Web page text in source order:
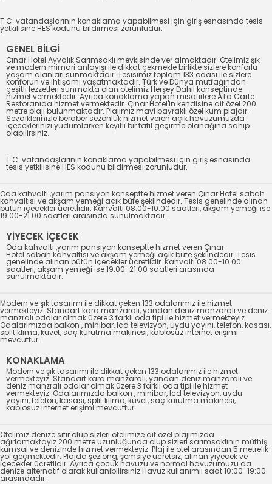
T.C. vatandaşlarının konaklama yapabilmesi için giriş esnasında tesis
yetkilisine HES kodunu bildirmesi zorunludur.
GENEL BİLGİ
Çınar Hotel Ayvalık Sarımsaklı mevkisinde yer almaktadır. Otelimiz şık
ve modern mimari anlayışı ile dikkat çekmekle birlikte sizlere konforlu
yaşam alanları sunmaktadır. Tesisimiz toplam 133 odası ile sizlere
konforun ve ihtişamı yaşatmaktadır. Türk ve Dünya mutfağından
çeşitli lezzetleri sunmakta olan otelimiz Herşey Dahil konseptinde
hizmet vermektedir. Ayrıca konaklama yapan misafirlere A'La Carte
Restoranıda hizmet vermektedir. Çınar Hotel'in kendisine ait özel 200
metre plajı bulunmaktadır. Plajımız mavi bayraklı özel kum plajdır.
Sevdiklerinizle beraber sezonluk hizmet veren açık havuzumuzda
içeceklerinizi yudumlarken keyifli bir tatil geçirme olanağına sahip
olabilirsiniz.
T.C. vatandaşlarının konaklama yapabilmesi için giriş esnasında
tesis yetkilisine HES kodunu bildirmesi zorunludur.
Oda kahvaltı ,yarım pansiyon konseptte hizmet veren Çınar Hotel sabah
kahvaltısı ve akşam yemeği açık büfe şeklindedir. Tesis genelinde alınan
bütün içecekler ücretlidir. Kahvaltı 08.00-10.00 saatleri, akşam yemeği ise
19.00-21.00 saatleri arasında sunulmaktadır.
YİYECEK İÇECEK
Oda kahvaltı ,yarım pansiyon konseptte hizmet veren Çınar
Hotel sabah kahvaltısı ve akşam yemeği açık büfe şeklindedir. Tesis
genelinde alınan bütün içecekler ücretlidir. Kahvaltı 08.00-10.00
saatleri, akşam yemeği ise 19.00-21.00 saatleri arasında
sunulmaktadır.
Modern ve şık tasarımı ile dikkat çeken 133 odalarımız ile hizmet
vermekteyiz .Standart kara manzaralı, yandan deniz manzaralı ve deniz
manzralı odalar olmak üzere 3 farklı oda tipi ile hizmet vermekteyiz.
Odalarımızda balkon , minibar, lcd televizyon, uydu yayını, telefon, kasası,
split klima, küvet, saç kurutma makinesi, kablosuz internet erişimi
mevcuttur.
KONAKLAMA
Modern ve şık tasarımı ile dikkat çeken 133 odalarımız ile hizmet
vermekteyiz .Standart kara manzaralı, yandan deniz manzaralı ve
deniz manzralı odalar olmak üzere 3 farklı oda tipi ile hizmet
vermekteyiz. Odalarımızda balkon , minibar, lcd televizyon, uydu
yayını, telefon, kasası, split klima, küvet, saç kurutma makinesi,
kablosuz internet erişimi mevcuttur.
Otelimiz denize sıfır olup sizleri otelimize ait özel plajımızda
ağırlamaktayız 200 metre uzunluğunda olup sizleri sarımsaklının müthiş
kumsal ve denizinde hizmet vermekteyiz. Plaj ile otel arasından 5 metrelik
yol geçmektedir. Plajda şezlong, şemsiye ücretsiz, alınan yiyecek ve
içecekler ücretlidir. Ayrıca çocuk havuzu ve normal havuzumuzu da
denize alternatif olarak kullanibilirsiniz.Havuz kullanımıı saat 10:00-19:00
arasındadır.